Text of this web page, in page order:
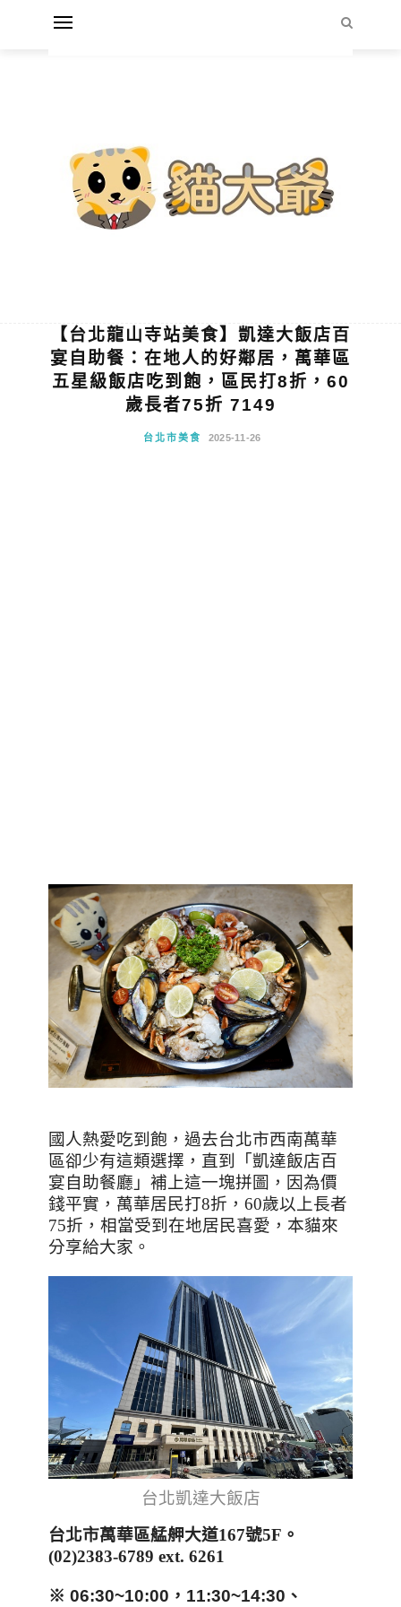
【台北龍山寺站美食】凱達大飯店百
宴自助餐：在地人的好鄰居，萬華區
五星級飯店吃到飽，區民打8折，60
歲長者75折 7149
台北市美食 2025-11-26
國人熱愛吃到飽，過去台北市西南萬華
區卻少有這類選擇，直到「凱達飯店百
宴自助餐廳」補上這一塊拼圖，因為價
錢平實，萬華居民打8折， 60歲以上長者
75折，相當受到在地居民喜愛，本貓來
分享給大家。
台北凱達大飯店
台北市萬華區艋舺大道167號5F。
(02)2383-6789 ext. 6261
※ 06:30~10:00，11:30~14:30、